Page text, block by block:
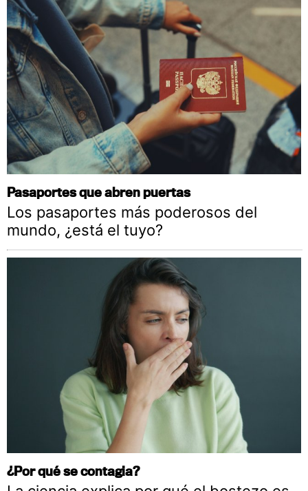
Pasaportes que abren puertas
Los pasaportes más poderosos del
mundo, ¿está el tuyo?
¿Por qué se contagia?